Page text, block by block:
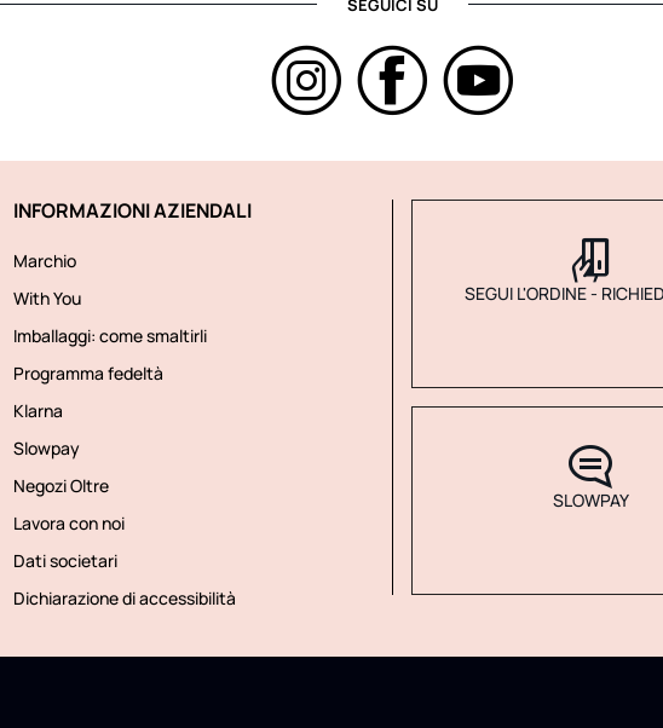
INFORMAZIONI AZIENDALI
Marchio
With You
Imballaggi: come smaltirli
Programma fedeltà
Klarna
Slowpay
Negozi Oltre
Lavora con noi
Dati societari
Dichiarazione di accessibilità
SEGUI L'ORDINE -
SLOWPAY